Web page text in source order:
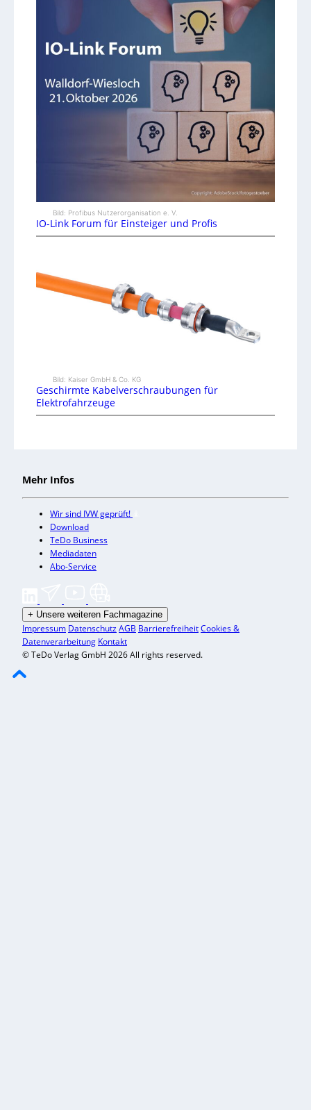
Bild: Profibus Nutzerorganisation e. V.
IO-Link Forum für Einsteiger und Profis
Bild: Kaiser GmbH & Co. KG
Geschirmte Kabelverschraubungen für
Elektrofahrzeuge
Mehr Infos
Wir sind IVW geprüft!
Download
TeDo Business
Mediadaten
Abo-Service
+ Unsere weiteren Fachmagazine
Impressum DatenschutzAGB BarrierefreiheitCookies &
Datenverarbeitung Kontakt
© TeDo Verlag GmbH 2026 All rights reserved.